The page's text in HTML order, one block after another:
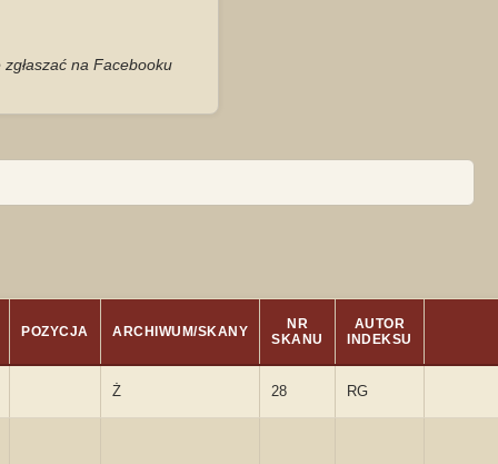
na Facebooku
POZYCJA ARCHIWUM/SKANY
NR
SKANU
AUTOR
INDEKSU
Ż 28 RG